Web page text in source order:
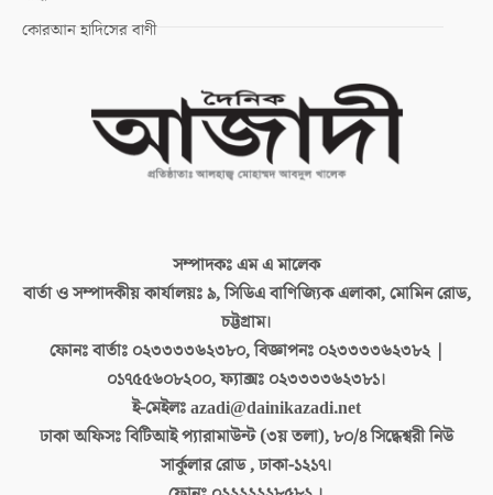
কোরআন হাদিসের বাণী
সম্পাদকঃএম এ মালেক
বার্তা ও সম্পাদকীয় কার্যালয়ঃ৯, সিডিএ বাণিজ্যিক এলাকা, মোমিন রোড,
চট্টগ্রাম।
ফোনঃ বার্তাঃ ০২৩৩৩৩৬২৩৮০, বিজ্ঞাপনঃ ০২৩৩৩৩৬২৩৮২ |
০১৭৫৫৬০৮২০০, ফ্যাক্সঃ ০২৩৩৩৩৬২৩৮১।
ই-মেইলঃazadi@dainikazadi.net
ঢাকা অফিসঃবিটিআই প্যারামাউন্ট (৩য় তলা), ৮০/৪ সিদ্ধেশ্বরী নিউ
সার্কুলার রোড , ঢাকা-১২১৭।